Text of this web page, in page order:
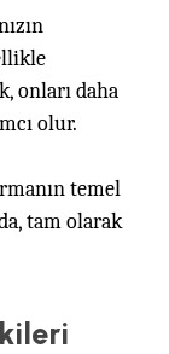
onları daha
olur.
temel
tam olarak